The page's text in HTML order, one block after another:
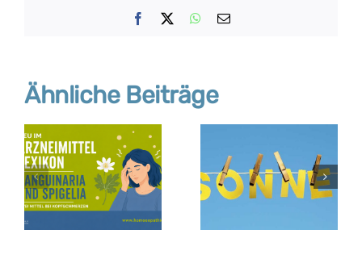
Facebook WhatsApp
E-
Ähnliche Beiträge